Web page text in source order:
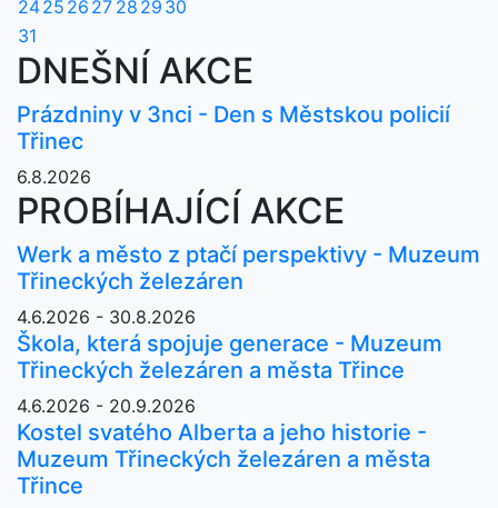
2425 26 27 28 29 30
31
DNEŠNÍ AKCE
Prázdniny v 3nci - Den s Městskou policií
Třinec
6.8.2026
PROBÍHAJÍCÍ AKCE
Werk a město z ptačí perspektivy - Muzeum
Třineckých železáren
4.6.2026 - 30.8.2026
Škola, která spojuje generace - Muzeum
Třineckých železáren a města Třince
4.6.2026 - 20.9.2026
Kostel svatého Alberta a jeho historie -
Muzeum Třineckých železáren a města
Třince